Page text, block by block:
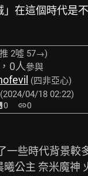
」在這個時代是
2噓 57→)
0人參與
(四非亞心)
(2024/04/18 02:22)
0 link0
一些時代背景較
曦公主 奈米魔神